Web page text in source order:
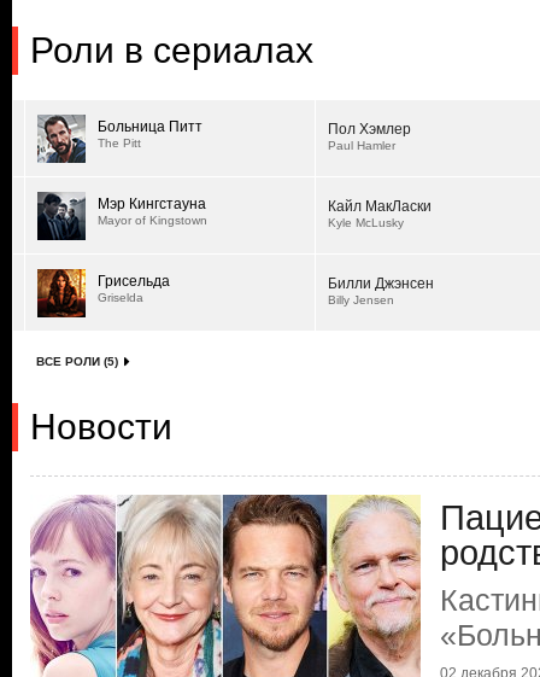
Роли в сериалах
Больница Питт
The Pitt
Пол Хэмлер
Paul Hamler
Мэр Кингстауна
Mayor of Kingstown
Кайл МакЛаски
Kyle McLusky
Грисельда
Griselda
Билли Джэнсен
Billy Jensen
ВСЕ РОЛИ (5)
Новости
02 декабря